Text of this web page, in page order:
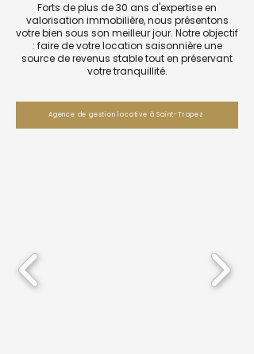
Forts de plus de 30 ans d'expertise en
valorisation immobilière, nous présentons
votre bien sous son meilleur jour. Notre objectif
: faire de votre location saisonnière une
source de revenus stable tout en préservant
votre tranquillité.
Agence de gestion locative à Saint-Tropez